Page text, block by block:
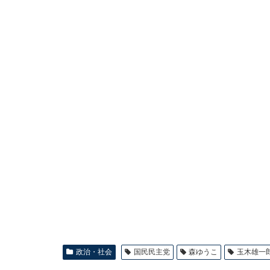
政治・社会 国民民主党 森ゆうこ 玉木雄一